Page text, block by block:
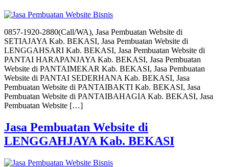
0857-1920-2880(Call/WA), Jasa Pembuatan Website di
SETIAJAYA Kab. BEKASI, Jasa Pembuatan Website di
LENGGAHSARI Kab. BEKASI, Jasa Pembuatan Website di
PANTAI HARAPANJAYA Kab. BEKASI, Jasa Pembuatan
Website di PANTAIMEKAR Kab. BEKASI, Jasa Pembuatan
Website di PANTAI SEDERHANA Kab. BEKASI, Jasa
Pembuatan Website di PANTAIBAKTI Kab. BEKASI, Jasa
Pembuatan Website di PANTAIBAHAGIA Kab. BEKASI, Jasa
Pembuatan Website […]
Jasa Pembuatan Website di
LENGGAHJAYA Kab. BEKASI